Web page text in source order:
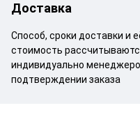
Доставка
Способ, сроки доставки и
стоимость
индивидуально
подтверждении заказа